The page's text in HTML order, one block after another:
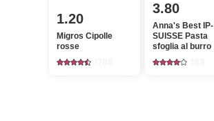
1.20
Migros Cipolle
rosse
3.80
Anna's Best IP-
SUISSE Pasta
sfoglia al burro